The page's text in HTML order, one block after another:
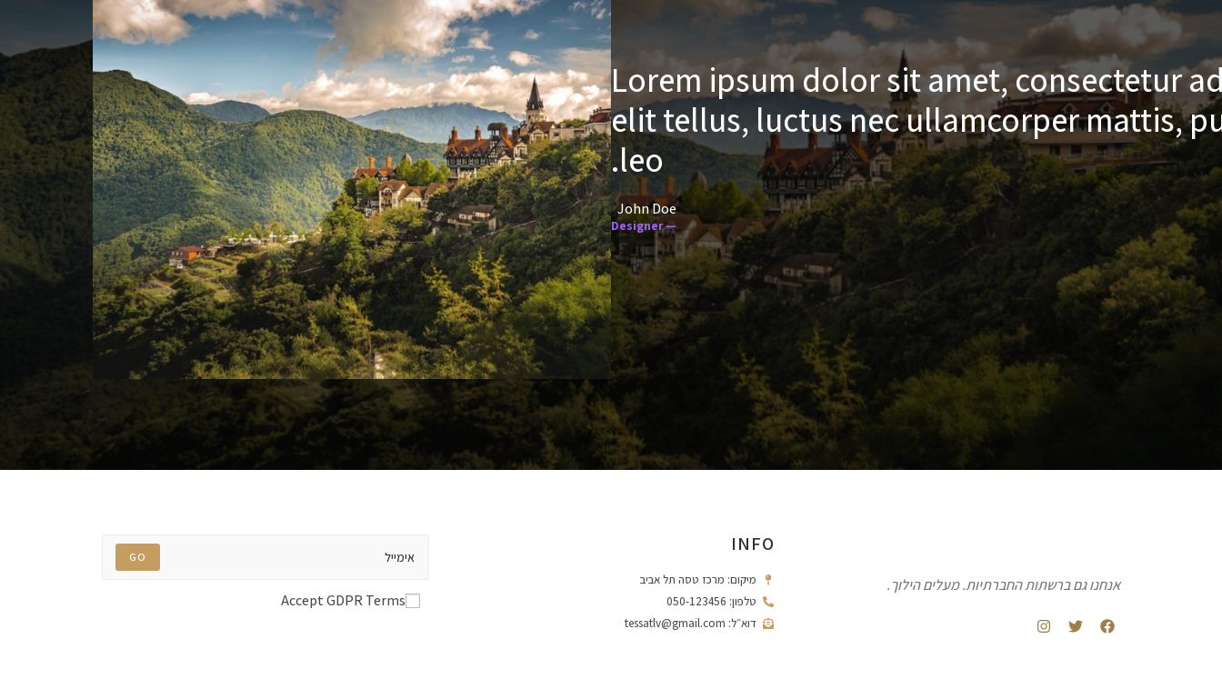
Lorem ipsum dolor sit amet, consectetur
elit tellus, luctus nec ullamcorper mattis,
leo.
John Doe
— Designer
אנחנו גם ברשתות החברתיות. מעלים הילוך.
INFO
מיקום: מרכז טסה תל אביב
טלפון: 050-123456
דוא״ל: tessatlv@gmail.com
GO
Accept GDPR Terms